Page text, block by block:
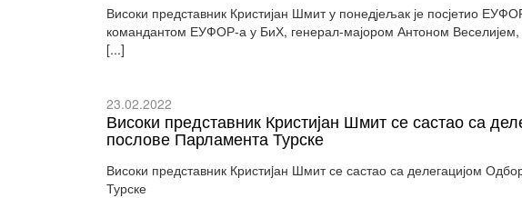
Високи представник Кристијан Шмит у понедјељак је посјетио
командантом ЕУФОР-а у БиХ, генерал-мајором Антоном Веселијем,
[...]
23.02.2022
Високи представник Кристиjан Шмит се састао са
послове Парламента Турске
Високи представник Кристиjан Шмит се састао са делегацијом
Турске